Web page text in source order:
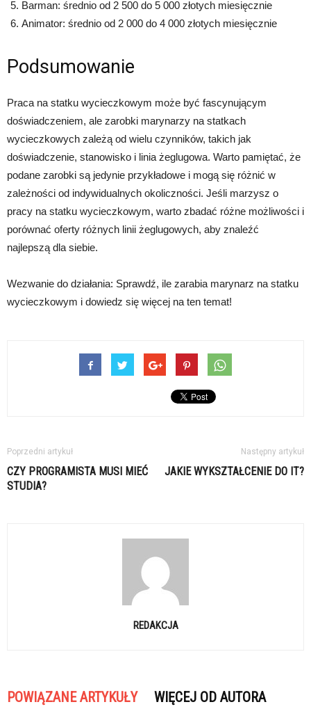
Barman: średnio od 2 500 do 5 000 złotych miesięcznie
Animator: średnio od 2 000 do 4 000 złotych miesięcznie
Podsumowanie
Praca na statku wycieczkowym może być fascynującym
doświadczeniem, ale zarobki marynarzy na statkach
wycieczkowych zależą od wielu czynników, takich jak
doświadczenie, stanowisko i linia żeglugowa. Warto pamiętać, że
podane zarobki są jedynie przykładowe i mogą się różnić w
zależności od indywidualnych okoliczności. Jeśli marzysz o
pracy na statku wycieczkowym, warto zbadać różne możliwości i
porównać oferty różnych linii żeglugowych, aby znaleźć
najlepszą dla siebie.
Wezwanie do działania: Sprawdź, ile zarabia marynarz na statku
wycieczkowym i dowiedz się więcej na ten temat!
Poprzedni artykuł
CZY PROGRAMISTA MUSI MIEĆ
STUDIA?
Następny artykuł
JAKIE WYKSZTAŁCENIE DO IT?
REDAKCJA
POWIĄZANE ARTYKUŁY WIĘCEJ OD AUTORA